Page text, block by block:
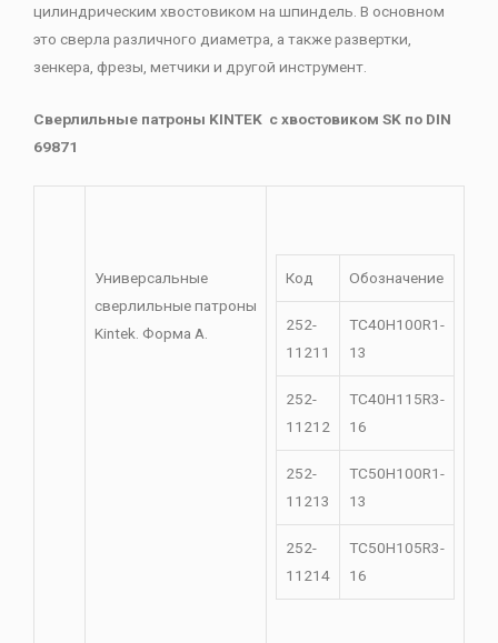
цилиндрическим хвостовиком на шпиндель. В основном
это сверла различного диаметра, а также развертки,
зенкера, фрезы, метчики и другой инструмент.
Сверлильные патроны KINTEK с хвостовиком SK по DIN
69871
Универсальные
сверлильные патроны
Kintek. Форма A.
Код Обозначение
252-
11211
TC40H100R1-
13
252-
11212
ТС40Н115R3-
16
252-
11213
TC50H100R1-
13
252-
11214
TC50H105R3-
16